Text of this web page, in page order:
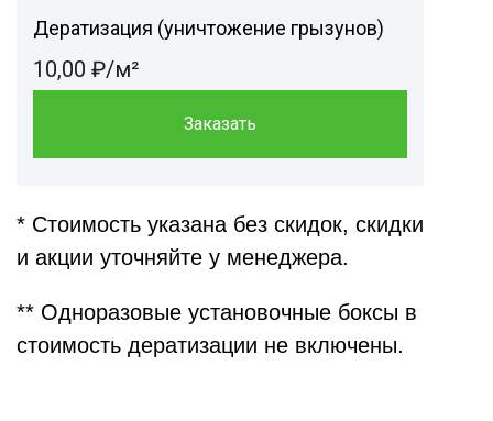
Дератизация (уничтожение грызунов)
10,00 ₽/м²
Заказать
* Стоимость указана без скидок, скидки
и акции уточняйте у менеджера.
** Одноразовые установочные боксы в
стоимость дератизации не включены.